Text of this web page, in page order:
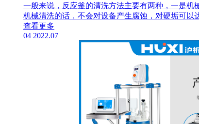
一般来说，反应釜的清洗方法主要有两种，一是机
机械清洗的话，不会对设备产生腐蚀，对硬垢可以
查看更多
04 2022.07